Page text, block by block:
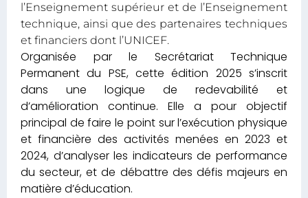
l’Enseignement supérieur et de l’Enseignement
technique, ainsi que des partenaires techniques
et financiers dont l’UNICEF.
Organisée par le Secrétariat Technique
Permanent du PSE, cette édition 2025 s’inscrit
dans une logique de redevabilité et
d’amélioration continue. Elle a pour objectif
principal de faire le point sur l’exécution physique
et financière des activités menées en 2023 et
2024, d’analyser les indicateurs de performance
du secteur, et de débattre des défis majeurs en
matière d’éducation.